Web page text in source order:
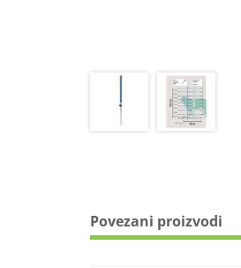
Povezani proizvodi